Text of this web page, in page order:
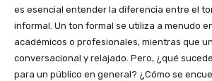
es esencial entender la diferencia entre el
informal. Un ton formal se utiliza a menudo
académicos o profesionales, mientras que
conversacional y relajado. Pero, ¿qué
para un público en general? ¿Cómo se